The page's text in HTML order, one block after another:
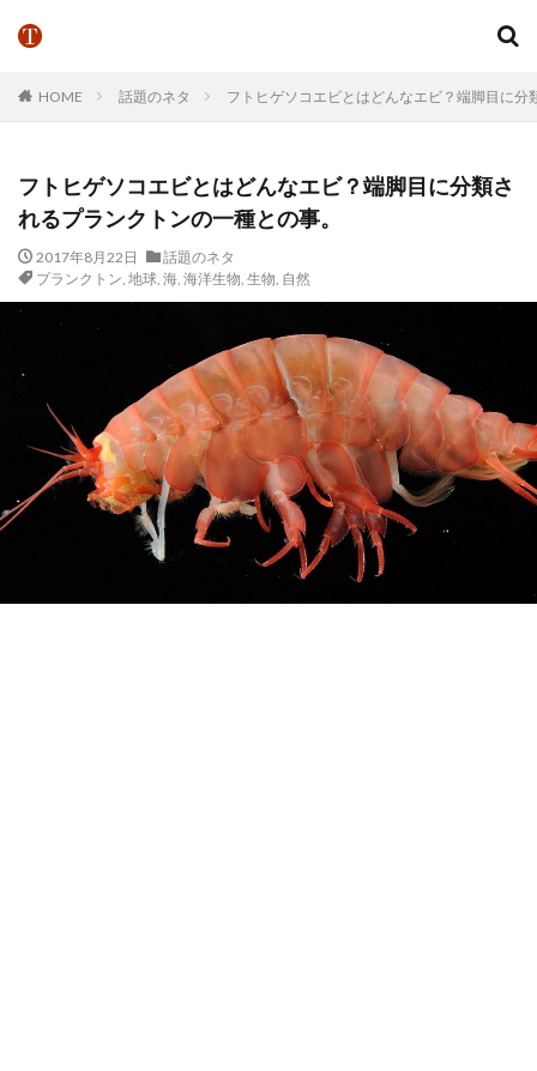
HOME 話題のネタ フトヒゲソコエビとはどんなエビ？端脚目に
フトヒゲソコエビとはどんなエビ？端脚目に分類さ
れるプランクトンの一種との事。
2017年8月22日
話題のネタ
プランクトン, 地球, 海, 海洋生物, 生物, 自然